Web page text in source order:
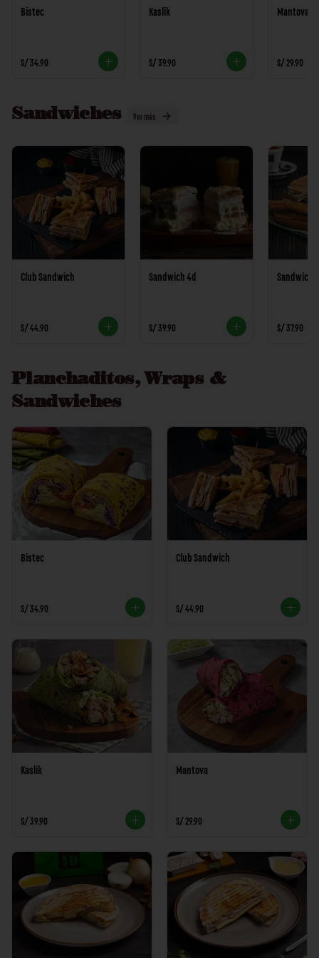
Bistec
S/ 34.90
Kaslik
S/ 39.90
Mantova
S/ 29.90
Sandwiches Ver más
Club Sandwich
S/ 44.90
Sandwich 4d
S/ 39.90
Sandwich
S/ 37.90
Planchaditos, Wraps &
Sandwiches
Bistec
S/ 34.90
Club Sandwich
S/ 44.90
Kaslik
S/ 39.90
Mantova
S/ 29.90